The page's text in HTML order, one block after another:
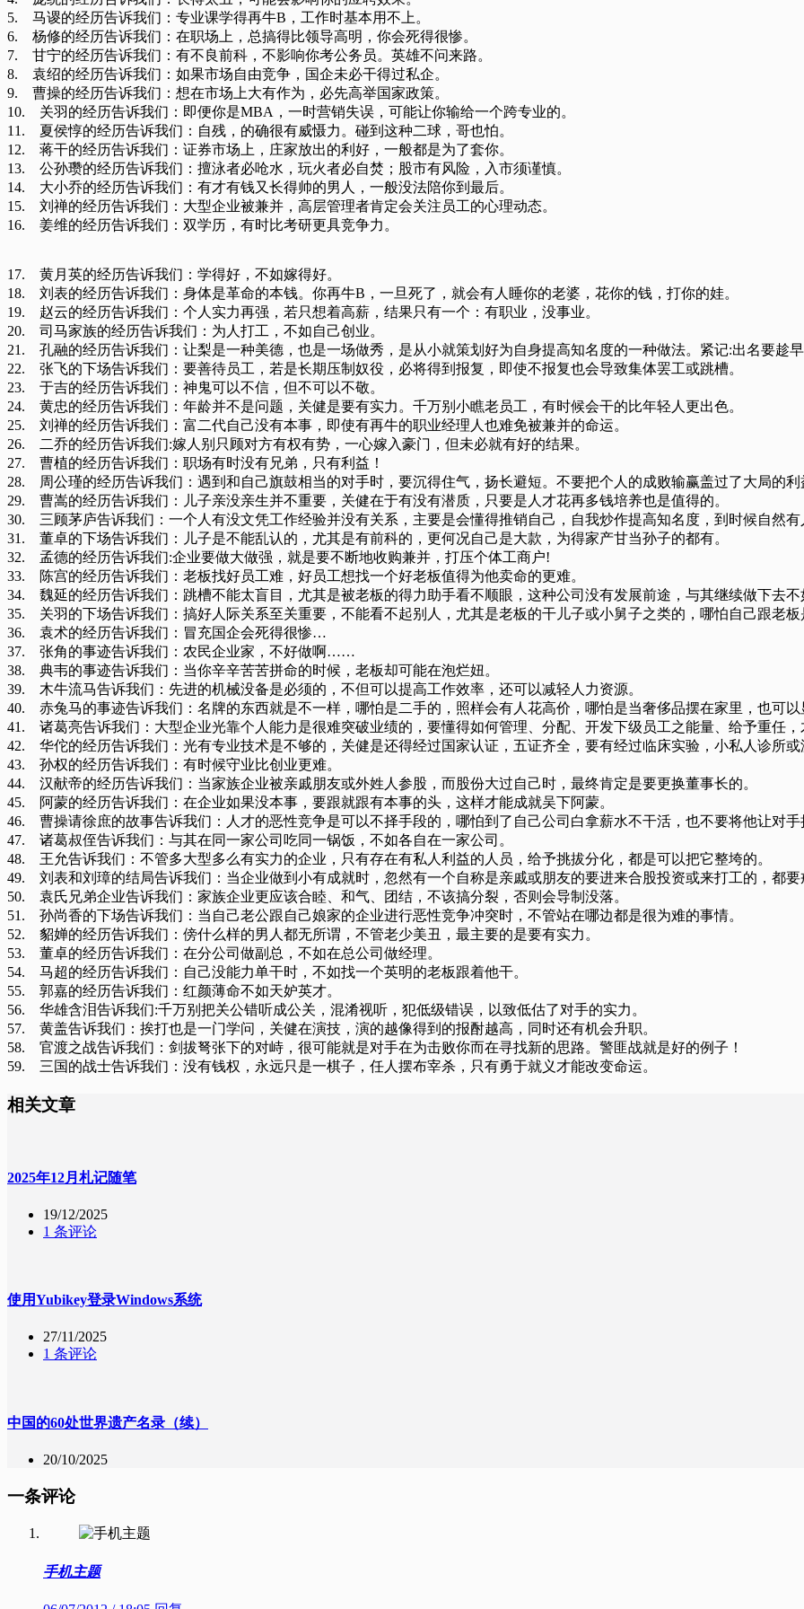
5. 马谡的经历告诉我们：专业课学得再牛B，工作时基本用不上。
6. 杨修的经历告诉我们：在职场上，总搞得比领导高明，你会死得很惨。
7. 甘宁的经历告诉我们：有不良前科，不影响你考公务员。英雄不问来路。
8. 袁绍的经历告诉我们：如果市场自由竞争，国企未必干得过私企。
9. 曹操的经历告诉我们：想在市场上大有作为，必先高举国家政策。
10. 关羽的经历告诉我们：即便你是MBA，一时营销失误，可能让你输给一个跨专业的。
11. 夏侯惇的经历告诉我们：自残，的确很有威慑力。碰到这种二球，哥也怕。
12. 蒋干的经历告诉我们：证券市场上，庄家放出的利好，一般都是为了套你。
13. 公孙瓒的经历告诉我们：擅泳者必呛水，玩火者必自焚；股市有风险，入市须谨慎。
14. 大小乔的经历告诉我们：有才有钱又长得帅的男人，一般没法陪你到最后。
15. 刘禅的经历告诉我们：大型企业被兼并，高层管理者肯定会关注员工的心理动态。
16. 姜维的经历告诉我们：双学历，有时比考研更具竞争力。
17. 黄月英的经历告诉我们：学得好，不如嫁得好。
18. 刘表的经历告诉我们：身体是革命的本钱。你再牛B，一旦死了，就会有人睡你的老婆，花你的钱，打你的娃。
19. 赵云的经历告诉我们：个人实力再强，若只想着高薪，结果只有一个：有职业，没事业。
20. 司马家族的经历告诉我们：为人打工，不如自己创业。
21. 孔融的经历告诉我们：让梨是一种美德，也是一场做秀，是从小就策划好为自身提高知名度的一种做法。紧记:出名要趁
22. 张飞的下场告诉我们：要善待员工，若是长期压制奴役，必将得到报复，即使不报复也会导致集体罢工或跳槽。
23. 于吉的经历告诉我们：神鬼可以不信，但不可以不敬。
24. 黄忠的经历告诉我们：年龄并不是问题，关健是要有实力。千万别小瞧老员工，有时候会干的比年轻人更出色。
25. 刘禅的经历告诉我们：富二代自己没有本事，即使有再牛的职业经理人也难免被兼并的命运。
26. 二乔的经历告诉我们:嫁人别只顾对方有权有势，一心嫁入豪门，但未必就有好的结果。
27. 曹植的经历告诉我们：职场有时没有兄弟，只有利益！
28. 周公瑾的经历告诉我们：遇到和自己旗鼓相当的对手时，要沉得住气，扬长避短。不要把个人的成败输赢盖过了大局的利
29. 曹嵩的经历告诉我们：儿子亲没亲生并不重要，关健在于有没有潜质，只要是人才花再多钱培养也是值得的。
30. 三顾茅庐告诉我们：一个人有没文凭工作经验并没有关系，主要是会懂得推销自己，自我炒作提高知名度，到时候自然
31. 董卓的下场告诉我们：儿子是不能乱认的，尤其是有前科的，更何况自己是大款，为得家产甘当孙子的都有。
32. 孟德的经历告诉我们:企业要做大做强，就是要不断地收购兼并，打压个体工商户!
33. 陈宫的经历告诉我们：老板找好员工难，好员工想找一个好老板值得为他卖命的更难。
34. 魏延的经历告诉我们：跳槽不能太盲目，尤其是被老板的得力助手看不顺眼，这种公司没有发展前途，与其继续做下去不
35. 关羽的下场告诉我们：搞好人际关系至关重要，不能看不起别人，尤其是老板的干儿子或小舅子之类的，哪怕自己跟老
36. 袁术的经历告诉我们：冒充国企会死得很惨…
37. 张角的事迹告诉我们：农民企业家，不好做啊……
38. 典韦的事迹告诉我们：当你辛辛苦苦拼命的时候，老板却可能在泡烂妞。
39. 木牛流马告诉我们：先进的机械没备是必须的，不但可以提高工作效率，还可以减轻人力资源。
40. 赤兔马的事迹告诉我们：名牌的东西就是不一样，哪怕是二手的，照样会有人花高价，哪怕是当奢侈品摆在家里，也可
41. 诸葛亮告诉我们：大型企业光靠个人能力是很难突破业绩的，要懂得如何管理、分配、开发下级员工之能量、给予重任
42. 华佗的经历告诉我们：光有专业技术是不够的，关健是还得经过国家认证，五证齐全，要有经过临床实验，小私人诊所
43. 孙权的经历告诉我们：有时候守业比创业更难。
44. 汉献帝的经历告诉我们：当家族企业被亲戚朋友或外姓人参股，而股份大过自己时，最终肯定是要更换董事长的。
45. 阿蒙的经历告诉我们：在企业如果没本事，要跟就跟有本事的头，这样才能成就吴下阿蒙。
46. 曹操请徐庶的故事告诉我们：人才的恶性竞争是可以不择手段的，哪怕到了自己公司白拿薪水不干活，也不要将他让对
47. 诸葛叔侄告诉我们：与其在同一家公司吃同一锅饭，不如各自在一家公司。
48. 王允告诉我们：不管多大型多么有实力的企业，只有存在有私人利益的人员，给予挑拔分化，都是可以把它整垮的。
49. 刘表和刘璋的结局告诉我们：当企业做到小有成就时，忽然有一个自称是亲戚或朋友的要进来合股投资或来打工的，都
50. 袁氏兄弟企业告诉我们：家族企业更应该合睦、和气、团结，不该搞分裂，否则会导制没落。
51. 孙尚香的下场告诉我们：当自己老公跟自己娘家的企业进行恶性竞争冲突时，不管站在哪边都是很为难的事情。
52. 貂婵的经历告诉我们：傍什么样的男人都无所谓，不管老少美丑，最主要的是要有实力。
53. 董卓的经历告诉我们：在分公司做副总，不如在总公司做经理。
54. 马超的经历告诉我们：自己没能力单干时，不如找一个英明的老板跟着他干。
55. 郭嘉的经历告诉我们：红颜薄命不如天妒英才。
56. 华雄含泪告诉我们:千万别把关公错听成公关，混淆视听，犯低级错误，以致低估了对手的实力。
57. 黄盖告诉我们：挨打也是一门学问，关健在演技，演的越像得到的报酎越高，同时还有机会升职。
58. 官渡之战告诉我们：剑拔弩张下的对峙，很可能就是对手在为击败你而在寻找新的思路。警匪战就是好的例子！
59. 三国的战士告诉我们：没有钱权，永远只是一棋子，任人摆布宰杀，只有勇于就义才能改变命运。
相关文章
2025年12月札记随笔
19/12/2025
1 条评论
使用Yubikey登录Windows系统
27/11/2025
1 条评论
中国的60处世界遗产名录（续）
20/10/2025
一条评论
手机主题